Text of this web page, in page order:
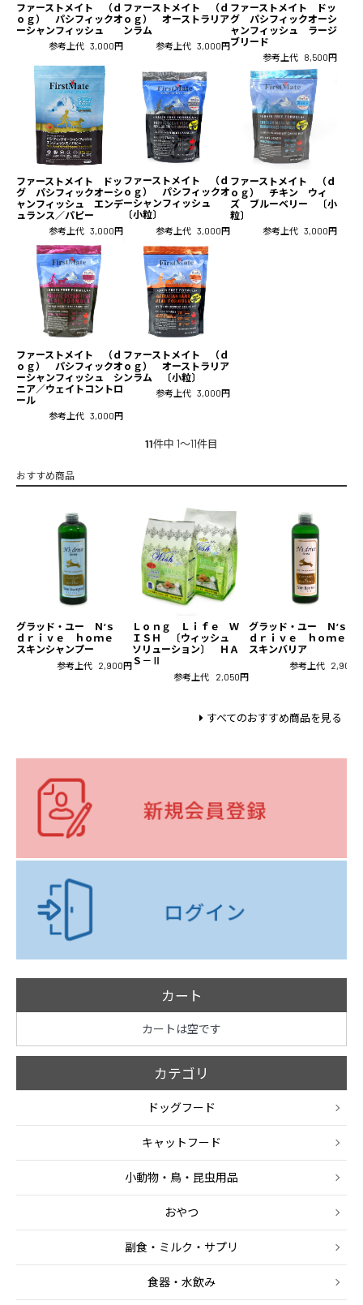
ファーストメイト （ｄ
ｏｇ） パシフィックオ
ーシャンフィッシュ
参考上代 3,000円
ファーストメイト （ｄ
ｏｇ） オーストラリア
ンラム
参考上代 3,000円
ファーストメイト ドッ
グ パシフィックオーシ
ャンフィッシュ ラージ
ブリード
参考上代 8,500円
ファーストメイト ドッ
グ パシフィックオーシ
ャンフィッシュ エンデ
ュランス／パピー
参考上代 3,000円
ファーストメイト （ｄ
ｏｇ） パシフィックオ
ーシャンフィッシュ
〔小粒〕
参考上代 3,000円
ファーストメイト （ｄ
ｏｇ） チキン ウィ
ズ ブルーベリー 〔小
粒〕
参考上代 3,000円
ファーストメイト （ｄ
ｏｇ） パシフィックオ
ーシャンフィッシュ シ
ニア／ウェイトコントロ
ール
参考上代 3,000円
ファーストメイト （ｄ
ｏｇ） オーストラリア
ンラム 〔小粒〕
参考上代 3,000円
11件中 1〜11件目
おすすめ商品
グラッド・ユー Ｎ‘ｓ
ｄｒｉｖｅ ｈｏｍｅ
スキンシャンプー
参考上代 2,900円
Ｌｏｎｇ Ｌｉｆｅ Ｗ
ＩＳＨ 〔ウィッシュ
ソリューション〕 ＨＡ
Ｓ－Ⅱ
参考上代 2,050円
グラッド・ユー Ｎ‘ｓ
ｄｒｉｖｅ ｈｏｍｅ
スキンバリア
参考上代 2,900
すべてのおすすめ商品を見る
カート
カートは空です
カテゴリ
ドッグフード
キャットフード
小動物・鳥・昆虫用品
おやつ
副食・ミルク・サプリ
食器・水飲み